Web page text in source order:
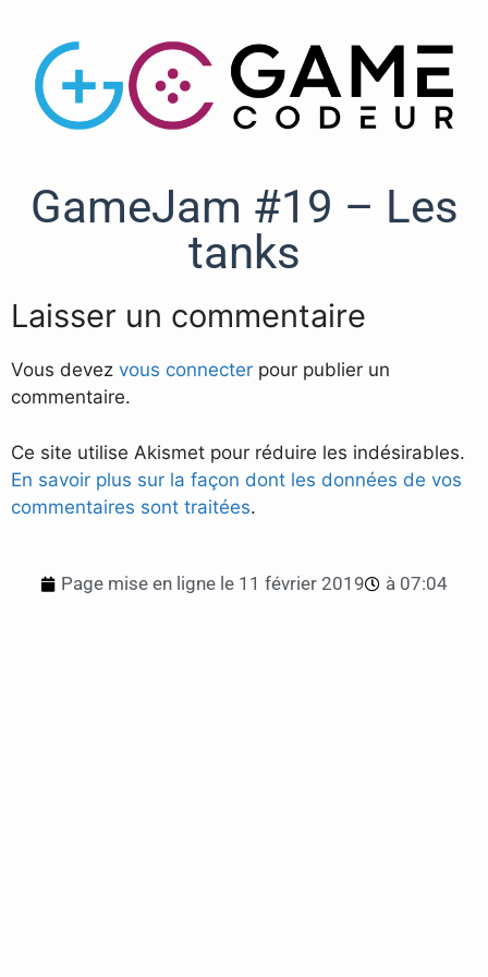
GameJam #19 – Les
tanks
Laisser un commentaire
Vous devez vous connecter pour publier un
commentaire.
Ce site utilise Akismet pour réduire les indésirables.
En savoir plus sur la façon dont les données de vos
commentaires sont traitées.
Page mise en ligne le 11 février 2019 à 07:04